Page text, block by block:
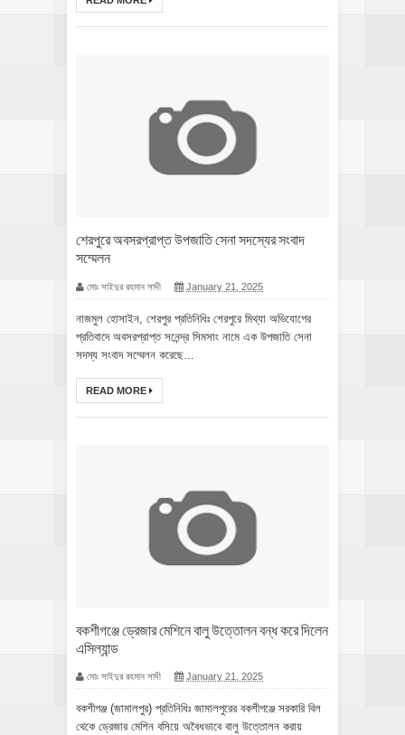
শেরপুরে অবসরপ্রাপ্ত উপজাতি সেনা সদস্যের সংবাদ
সম্মেলন
মোঃ সাইদুর রহমান সাদী January 21, 2025
নাজমুল হোসাইন, শেরপুর প্রতিনিধিঃ শেরপুরে মিথ্যা অভিযোগের
প্রতিবাদে অবসরপ্রাপ্ত সনেন্দ্র সিমসাং নামে এক উপজাতি সেনা
সদস্য সংবাদ সম্মেলন করেছে...
READ MORE
বকশীগঞ্জে ড্রেজার মেশিনে বালু উত্তোলন বন্ধ করে দিলেন
এসিল্যান্ড
মোঃ সাইদুর রহমান সাদী January 21, 2025
বকশীগঞ্জ (জামালপুর) প্রতিনিধিঃ জামালপুরের বকশীগঞ্জে সরকারি বিল
থেকে ড্রেজার মেশিন বসিয়ে অবৈধভাবে বালু উত্তোলন করায়